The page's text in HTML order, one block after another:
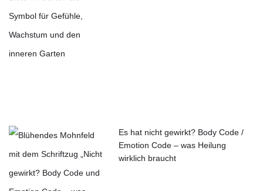
Es hat nicht gewirkt? Body Code /
Emotion Code – was Heilung
wirklich braucht